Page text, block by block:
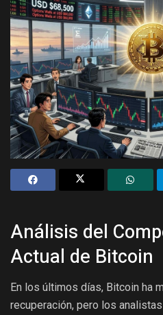
Análisis del
Actual de Bitcoin
En los últimos días, Bitcoin ha
recuperación, pero los